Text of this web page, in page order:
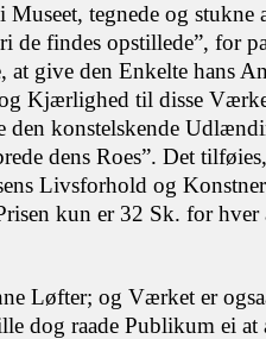
Museet, tegnede og
de findes opstillede”, for
at give den Enkelte hans
Kjærlighed til disse
den konstelskende
dens Roes”. Det
Livsforhold og
kun er 32 Sk. for
Løfter; og Værket er
dog raade Publikum ei at